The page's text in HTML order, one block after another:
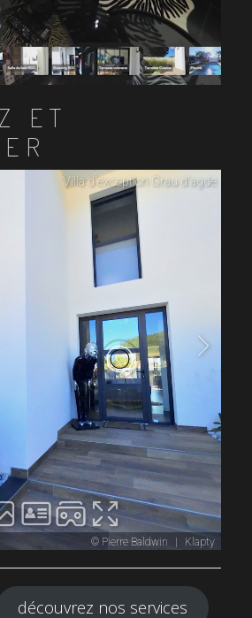
ET
découvrez nos services